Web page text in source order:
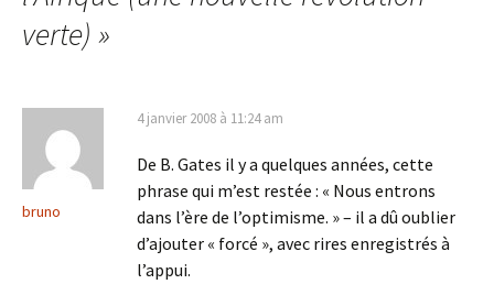
verte) »
bruno
4 janvier 2008 à 11:24 am
De B. Gates il y a quelques années, cette
phrase qui m’est restée : « Nous entrons
dans l’ère de l’optimisme. » – il a dû oublier
d’ajouter « forcé », avec rires enregistrés à
l’appui.